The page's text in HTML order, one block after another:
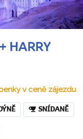
HARRY
v ceně zájezdu
SNÍDANĚ